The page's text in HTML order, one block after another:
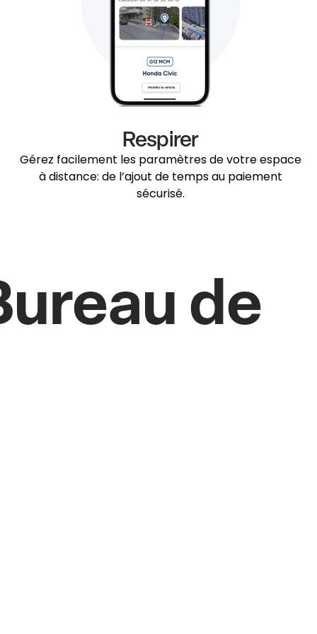
Respirer
Gérez facilement les paramètres de votre espace
à distance: de l’ajout de temps au paiement
sécurisé.
de